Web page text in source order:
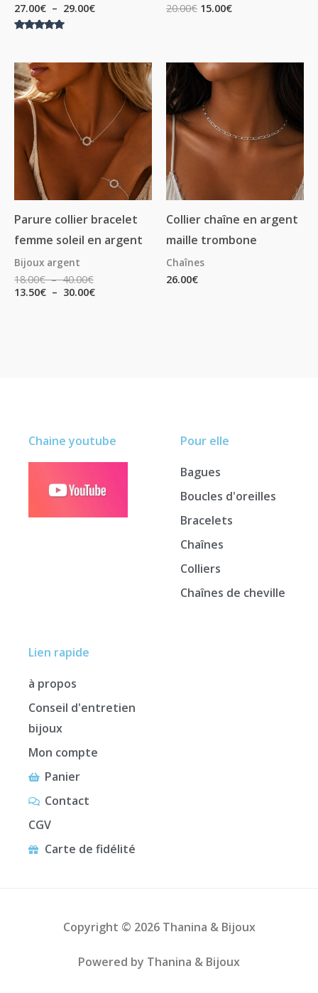
27.00€ – 29.00€
20.00€ 15.00€
Parure collier bracelet
femme soleil en argent
Bijoux argent
18.00€ – 40.00€
Plage
de
prix :
18.00€
40.00€
13.50€ – 30.00€
Plage
de
prix :
13.50€
30.00€
Collier chaîne en argent
maille trombone
Chaînes
26.00€
Lien rapide
à propos
Conseil d'entretien
bijoux
Mon compte
Panier
Contact
CGV
Carte de fidélité
Pour elle
Bagues
Boucles d'oreilles
Bracelets
Chaînes
Colliers
Chaînes de cheville
Chaine youtube
Copyright © 2026 Thanina & Bijoux
Powered by Thanina & Bijoux